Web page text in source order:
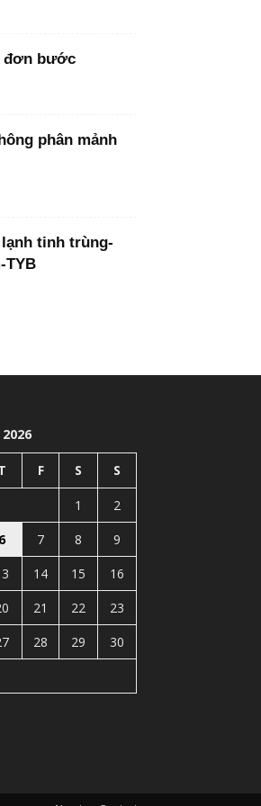
đơn bước
phân mảnh
tinh trùng-
TYB
F S S
1
2
6 7 8
9
14 15
16
21 22
23
28 29
30